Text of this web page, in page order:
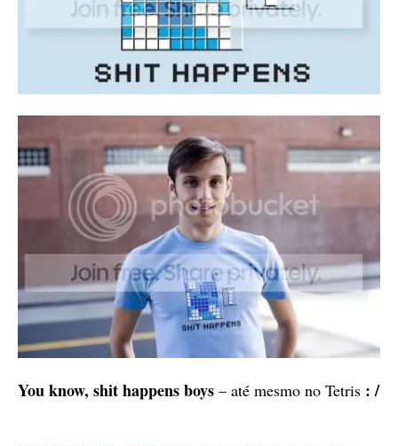
You know, shit happens boys – até mesmo no Tetris : /